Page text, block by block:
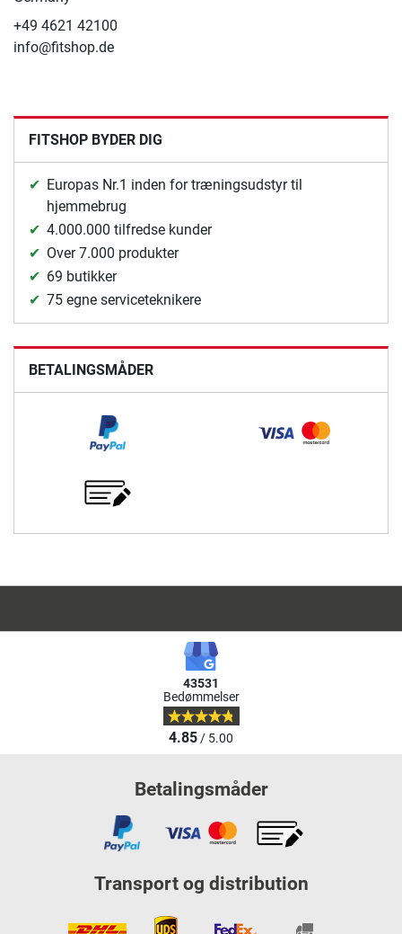
+49 4621 42100
info@fitshop.de
FITSHOP BYDER DIG
Europas Nr.1 inden for træningsudstyr til
hjemmebrug
4.000.000 tilfredse kunder
Over 7.000 produkter
69 butikker
75 egne serviceteknikere
BETALINGSMÅDER
43531
Bedømmelser
4.85/ 5.00
Betalingsmåder
Transport og distribution